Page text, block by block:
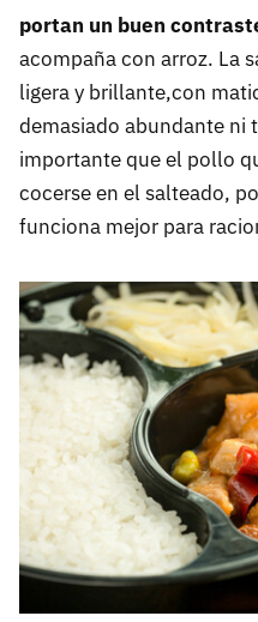
portan un buen
acompaña con arroz. La
ligera y brillante,con
demasiado abundante ni
importante que el pollo
cocerse en el salteado,
funciona mejor para